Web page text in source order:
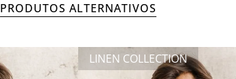
PRODUTOS ALTERNATIVOS
LINEN COLLECTION